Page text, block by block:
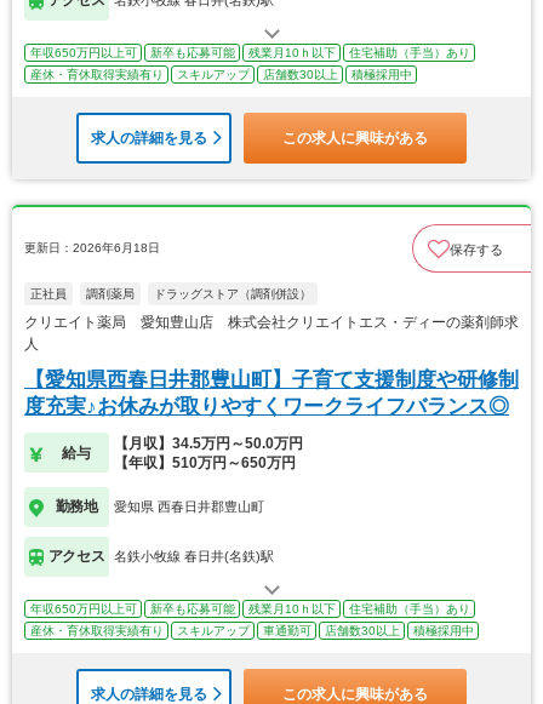
年収650万円以上可 新卒も応募可能 残業月10ｈ以下
住宅補助（手当）あり
産休・育休取得実績有り
スキルアップ 店舗数30以上 積極採用中
求人の詳細を見る この求人に興味がある
更新日：2026年6月18日 保存する
正社員 調剤薬局 ドラッグストア（調剤併設）
クリエイト薬局 愛知豊山店 株式会社クリエイトエス・ディーの薬剤師求
人
【愛知県西春日井郡豊山町】子育て支援制度や研修制
度充実♪お休みが取りやすくワークライフバランス◎
給与
【月収】34.5万円～50.0万円
【年収】510万円～650万円
勤務地 愛知県 西春日井郡豊山町
アクセス 名鉄小牧線 春日井(名鉄)駅
年収650万円以上可 新卒も応募可能 残業月10ｈ以下
住宅補助（手当）あり
産休・育休取得実績有り
スキルアップ 車通勤可 店舗数30以上 積極採用中
求人の詳細を見る この求人に興味がある